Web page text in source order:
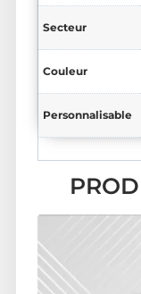
Secteur
Couleur
Personnalisable